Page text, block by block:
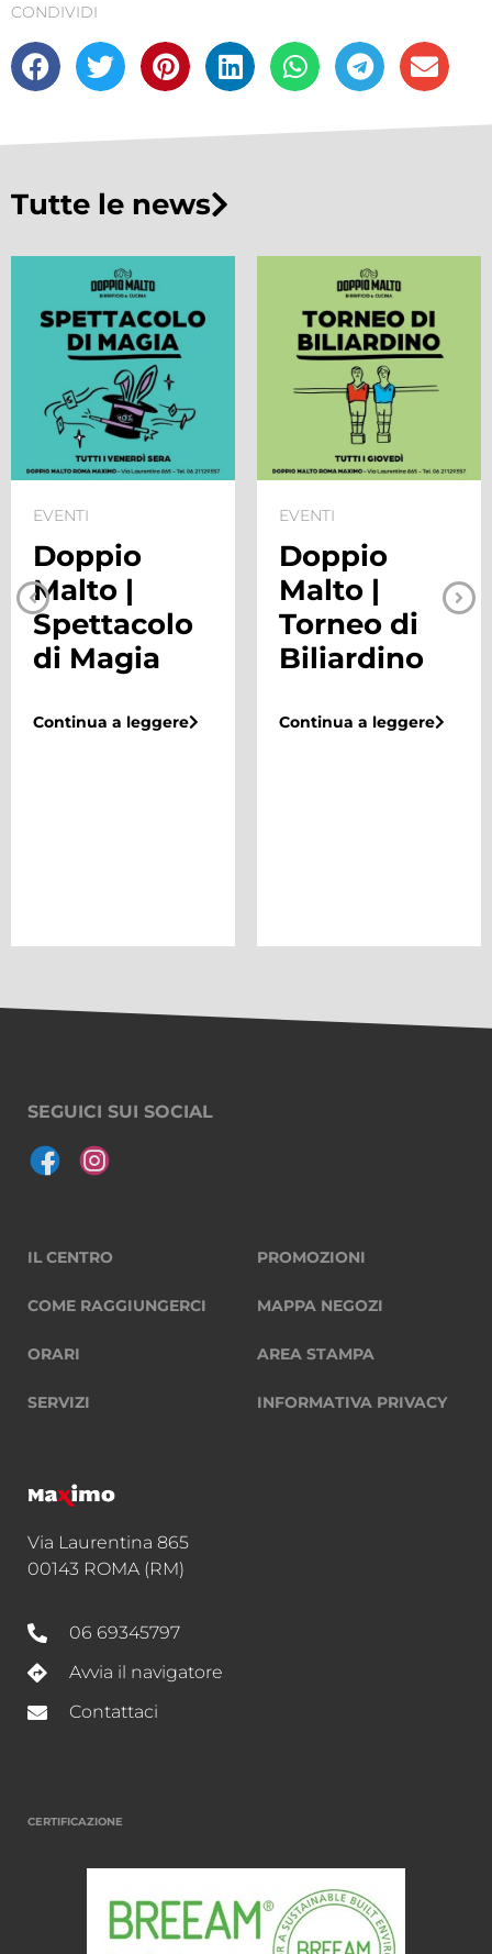
CONDIVIDI
Tutte le news
EVENTI
Doppio
Malto |
Spettacolo
di Magia
Continua a leggere
EVENTI
Doppio
Malto |
Torneo di
Biliardino
Continua a leggere
SEGUICI SUI SOCIAL
IL CENTRO
COME RAGGIUNGERCI
ORARI
SERVIZI
PROMOZIONI
MAPPA NEGOZI
AREA STAMPA
INFORMATIVA PRIVACY
Via Laurentina 865
00143 ROMA (RM)
06 69345797
Avvia il navigatore
Contattaci
CERTIFICAZIONE